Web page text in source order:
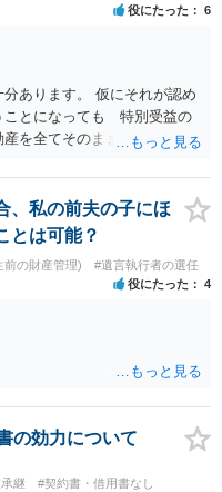
役にたった 6
あります。 仮にそれが認め
ことになっても 特別受益の
を全てそのまま取得できる
、私の前夫の子にほ
とは可能？
前の財産管理) #遺言執行者の選任
役にたった 4
の効力について
継 #契約書・借用書なし